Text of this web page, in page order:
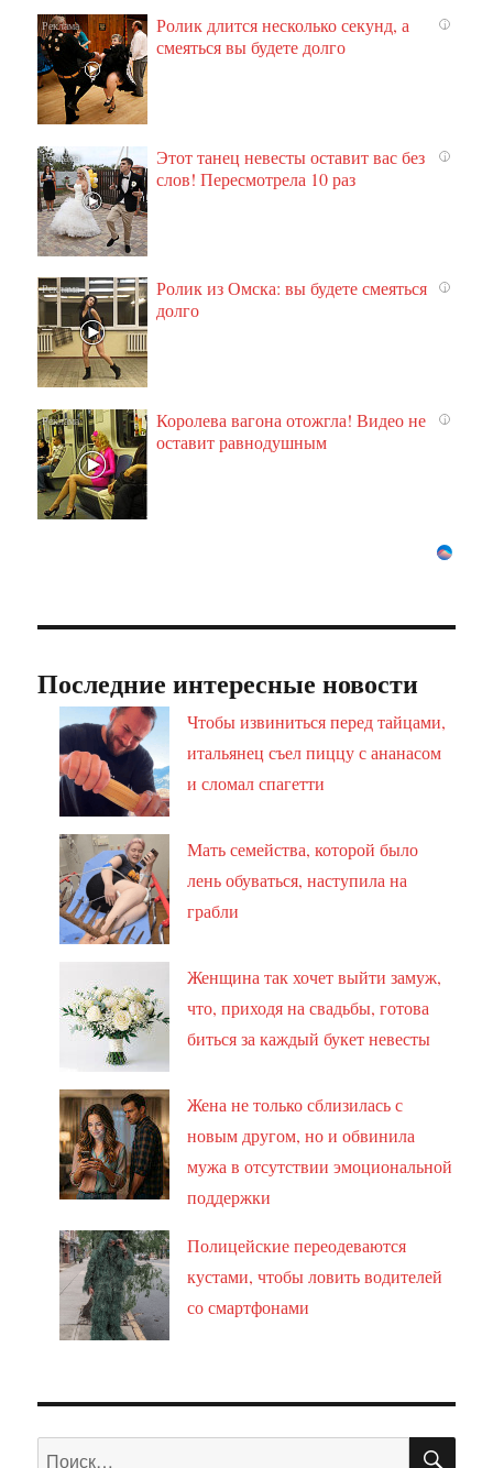
i
Ролик длится несколько секунд, а
смеяться вы будете долго
i
Этот танец невесты оставит вас без
слов! Пересмотрела 10 раз
i
Ролик из Омска: вы будете смеяться
долго
i
Королева вагона отожгла! Видео не
оставит равнодушным
Последние интересные новости
Чтобы извиниться перед тайцами,
итальянец съел пиццу с ананасом
и сломал спагетти
Мать семейства, которой было
лень обуваться, наступила на
грабли
Женщина так хочет выйти замуж,
что, приходя на свадьбы, готова
биться за каждый букет невесты
Жена не только сблизилась с
новым другом, но и обвинила
мужа в отсутствии эмоциональной
поддержки
Полицейские переодеваются
кустами, чтобы ловить водителей
со смартфонами
Искать: